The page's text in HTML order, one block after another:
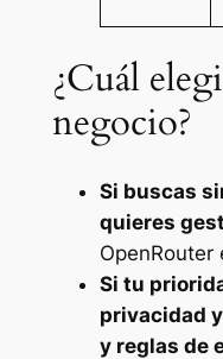
¿Cuál
negocio?
Si buscas
quieres
OpenRouter
Si tu
privacidad
y reglas de